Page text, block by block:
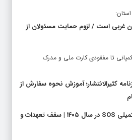
غربی است / لزوم حمایت مسئولان از
تا مفقودی کارت ملی و مدرک
کثیرالانتشار؛ آموزش نحوه سفارش از
ایمپلنت دندان با بیمه تکمیلی SOS در سال ۱۴۰۵ | سقف تعهدات و